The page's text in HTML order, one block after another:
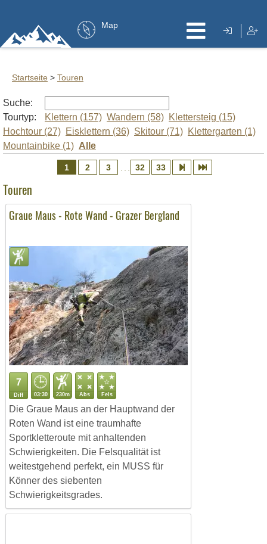
Map
Startseite > Touren
Suche:
Tourtyp:
Klettern (157) Wandern (58) Klettersteig (15)
Hochtour (27) Eisklettern (36) Skitour (71) Klettergarten (1)
Mountainbike (1) Alle
1 2 3 ... 32 33
Touren
Graue Maus - Rote Wand - Grazer Bergland
7
Diff 03:30 230m Abs Fels
Die Graue Maus an der Hauptwand der
Roten Wand ist eine traumhafte
Sportkletteroute mit anhaltenden
Schwierigkeiten. Die Felsqualität ist
weitestgehend perfekt, ein MUSS für
Könner des siebenten
Schwierigkeitsgrades.